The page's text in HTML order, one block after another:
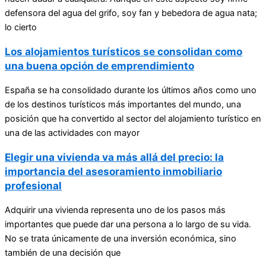
defensora del agua del grifo, soy fan y bebedora de agua nata;
lo cierto
Los alojamientos turísticos se consolidan como
una buena opción de emprendimiento
España se ha consolidado durante los últimos años como uno
de los destinos turísticos más importantes del mundo, una
posición que ha convertido al sector del alojamiento turístico en
una de las actividades con mayor
Elegir una vivienda va más allá del precio: la
importancia del asesoramiento inmobiliario
profesional
Adquirir una vivienda representa uno de los pasos más
importantes que puede dar una persona a lo largo de su vida.
No se trata únicamente de una inversión económica, sino
también de una decisión que